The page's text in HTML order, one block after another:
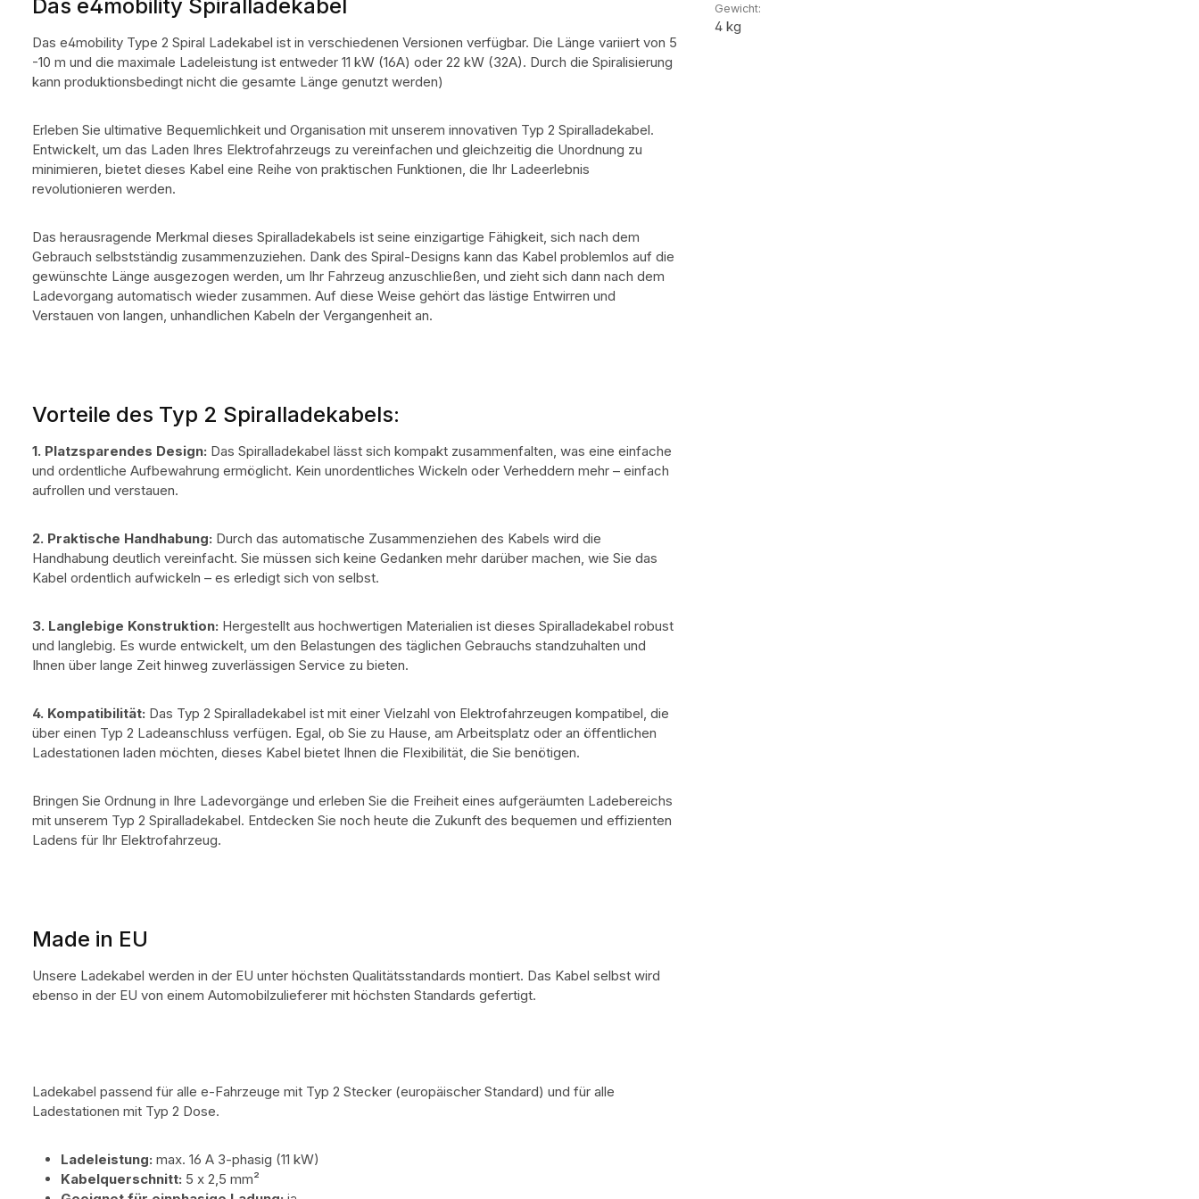
Gewicht:
4 kg
Das e4mobility Spiralladekabel
Das e4mobility Type 2 Spiral Ladekabel ist in verschiedenen Versionen verfügbar. Die Länge variiert von 5
-10 m und die maximale Ladeleistung ist entweder 11 kW (16A) oder 22 kW (32A). Durch die Spiralisierung
kann produktionsbedingt nicht die gesamte Länge genutzt werden)
Erleben Sie ultimative Bequemlichkeit und Organisation mit unserem innovativen Typ 2 Spiralladekabel.
Entwickelt, um das Laden Ihres Elektrofahrzeugs zu vereinfachen und gleichzeitig die Unordnung zu
minimieren, bietet dieses Kabel eine Reihe von praktischen Funktionen, die Ihr Ladeerlebnis
revolutionieren werden.
Das herausragende Merkmal dieses Spiralladekabels ist seine einzigartige Fähigkeit, sich nach dem
Gebrauch selbstständig zusammenzuziehen. Dank des Spiral-Designs kann das Kabel problemlos auf die
gewünschte Länge ausgezogen werden, um Ihr Fahrzeug anzuschließen, und zieht sich dann nach dem
Ladevorgang automatisch wieder zusammen. Auf diese Weise gehört das lästige Entwirren und
Verstauen von langen, unhandlichen Kabeln der Vergangenheit an.
Vorteile des Typ 2 Spiralladekabels:
1. Platzsparendes Design: Das Spiralladekabel lässt sich kompakt zusammenfalten, was eine einfache
und ordentliche Aufbewahrung ermöglicht. Kein unordentliches Wickeln oder Verheddern mehr – einfach
aufrollen und verstauen.
2. Praktische Handhabung: Durch das automatische Zusammenziehen des Kabels wird die
Handhabung deutlich vereinfacht. Sie müssen sich keine Gedanken mehr darüber machen, wie Sie das
Kabel ordentlich aufwickeln – es erledigt sich von selbst.
3. Langlebige Konstruktion: Hergestellt aus hochwertigen Materialien ist dieses Spiralladekabel robust
und langlebig. Es wurde entwickelt, um den Belastungen des täglichen Gebrauchs standzuhalten und
Ihnen über lange Zeit hinweg zuverlässigen Service zu bieten.
4. Kompatibilität: Das Typ 2 Spiralladekabel ist mit einer Vielzahl von Elektrofahrzeugen kompatibel, die
über einen Typ 2 Ladeanschluss verfügen. Egal, ob Sie zu Hause, am Arbeitsplatz oder an öffentlichen
Ladestationen laden möchten, dieses Kabel bietet Ihnen die Flexibilität, die Sie benötigen.
Bringen Sie Ordnung in Ihre Ladevorgänge und erleben Sie die Freiheit eines aufgeräumten Ladebereichs
mit unserem Typ 2 Spiralladekabel. Entdecken Sie noch heute die Zukunft des bequemen und effizienten
Ladens für Ihr Elektrofahrzeug.
Made in EU
Unsere Ladekabel werden in der EU unter höchsten Qualitätsstandards montiert. Das Kabel selbst wird
ebenso in der EU von einem Automobilzulieferer mit höchsten Standards gefertigt.
Ladekabel passend für alle e-Fahrzeuge mit Typ 2 Stecker (europäischer Standard) und für alle
Ladestationen mit Typ 2 Dose.
Ladeleistung: max. 16 A 3-phasig (11 kW)
Kabelquerschnitt: 5 x 2,5 mm²